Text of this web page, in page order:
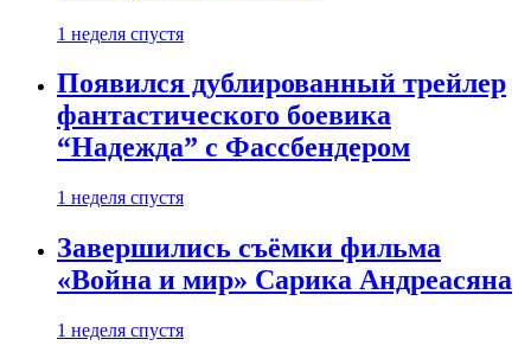
1 неделя спустя
Появился дублированный трейлер
фантастического боевика
“Надежда” с Фассбендером
1 неделя спустя
Завершились съёмки фильма
«Война и мир» Сарика Андреасяна
1 неделя спустя